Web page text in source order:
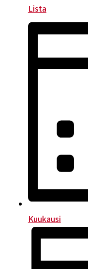
Lista
Kuukausi